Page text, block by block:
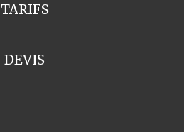
TARIFS
DEVIS